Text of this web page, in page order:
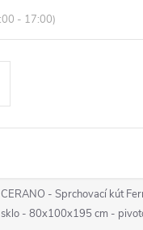
Podmienky ochrany osobných
CERANO - Sprchovací kút
sklo - 80x100x195 cm -